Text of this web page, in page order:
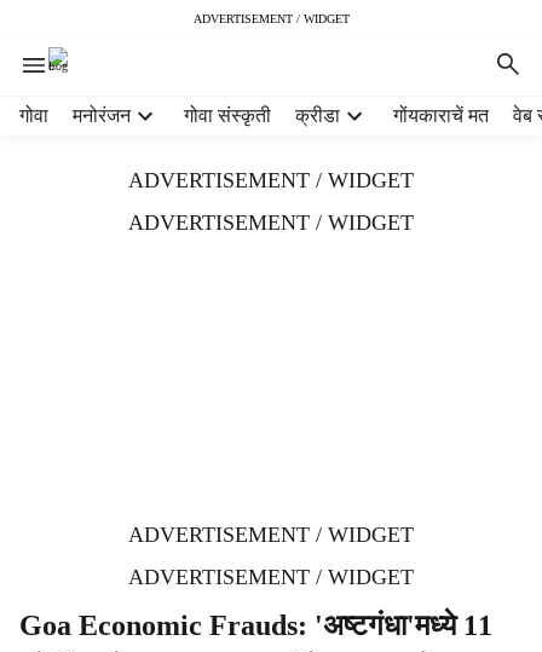
ADVERTISEMENT / WIDGET
गोवा मनोरंजन गोवा संस्कृती क्रीडा गोंयकाराचें मत वेब
ADVERTISEMENT / WIDGET
ADVERTISEMENT / WIDGET
ADVERTISEMENT / WIDGET
ADVERTISEMENT / WIDGET
Goa Economic Frauds: 'अष्टगंधा'मध्‍ये 11